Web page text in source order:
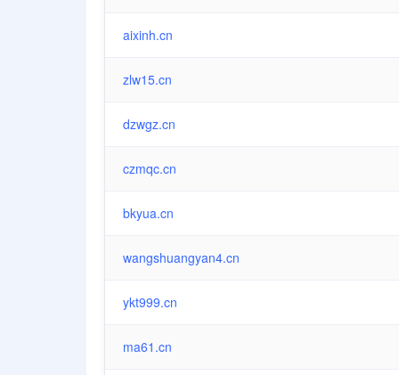
aixinh.cn
zlw15.cn
dzwgz.cn
czmqc.cn
bkyua.cn
wangshuangyan4.cn
ykt999.cn
ma61.cn